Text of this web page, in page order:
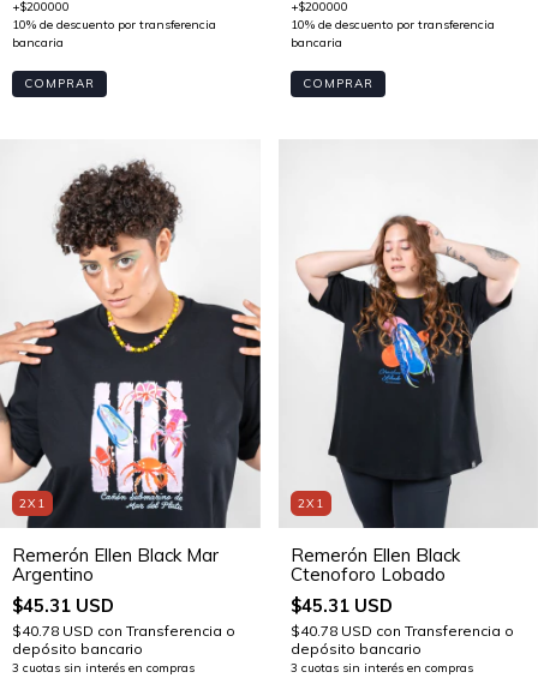
COMPRAR COMPRAR
2X1
Remerón Ellen Black Mar
Argentino
$45.31 USD
$40.78 USD con Transferencia o
depósito bancario
2X1
Remerón Ellen Black
Ctenoforo Lobado
$45.31 USD
$40.78 USD con Transferencia o
depósito bancario